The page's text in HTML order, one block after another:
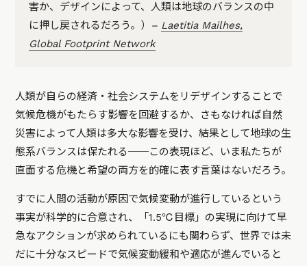
害か、デザインによって、人類は地球のバランスの中
に押し戻されるだろう。） – Laetitia Mailhes,
Global Footprint Network
人類が自らの経済・社会システムをリデザインすることで
気候危機がもたらす影響を回避するか、さもなければ自然
災害によって人類は多大な影響を受け、結果として地球の生
態系バランスは保たれる──この表現ほど、いま私たちが
直面する危機と希望の両方を的確に表す言葉はないだろう。
すでに人間の活動が原因で気候変動が進行しているという
事実が科学的に合意され、「1.5℃目標」の実現に向けて早
急なアクションが求められているにも関わらず、世界では未
だに十分なスピードで気候変動緩和や適応が進んでいると